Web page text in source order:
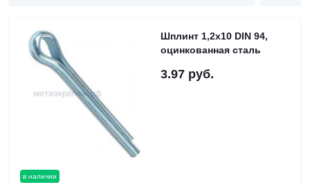
в наличии
Шплинт 1,2х10 DIN 94,
оцинкованная сталь
3.97 руб.